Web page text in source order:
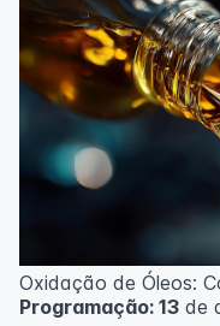
Oxidação de Óleos:
Programação: 13 de